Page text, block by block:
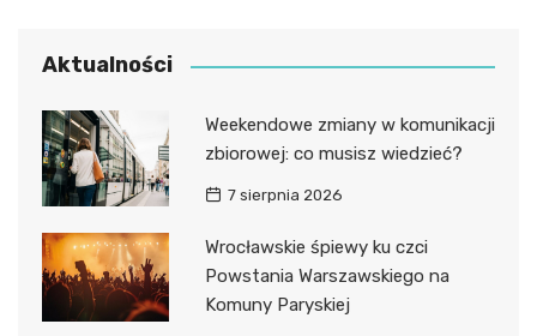
Aktualności
Weekendowe zmiany w komunikacji
zbiorowej: co musisz wiedzieć?
7 sierpnia 2026
Wrocławskie śpiewy ku czci
Powstania Warszawskiego na
Komuny Paryskiej